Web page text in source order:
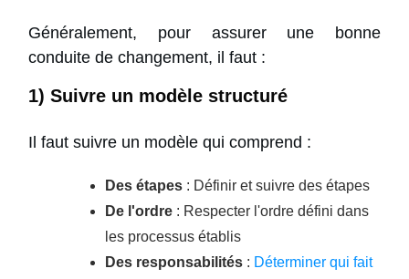
Généralement, pour assurer une bonne
conduite de changement, il faut :
1) Suivre un modèle structuré
Il faut suivre un modèle qui comprend :
Des étapes : Définir et suivre des étapes
De l'ordre : Respecter l'ordre défini dans
les processus établis
Des responsabilités : Déterminer qui fait